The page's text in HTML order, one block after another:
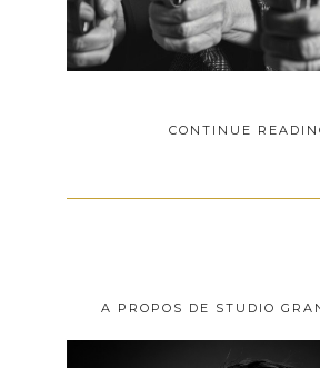
CONTINUE
A PROPOS DE STUDIO